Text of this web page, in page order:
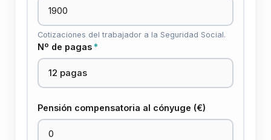
Cotizaciones del trabajador a la Seguridad Social.
Nº de pagas*
Pensión compensatoria al cónyuge (€)